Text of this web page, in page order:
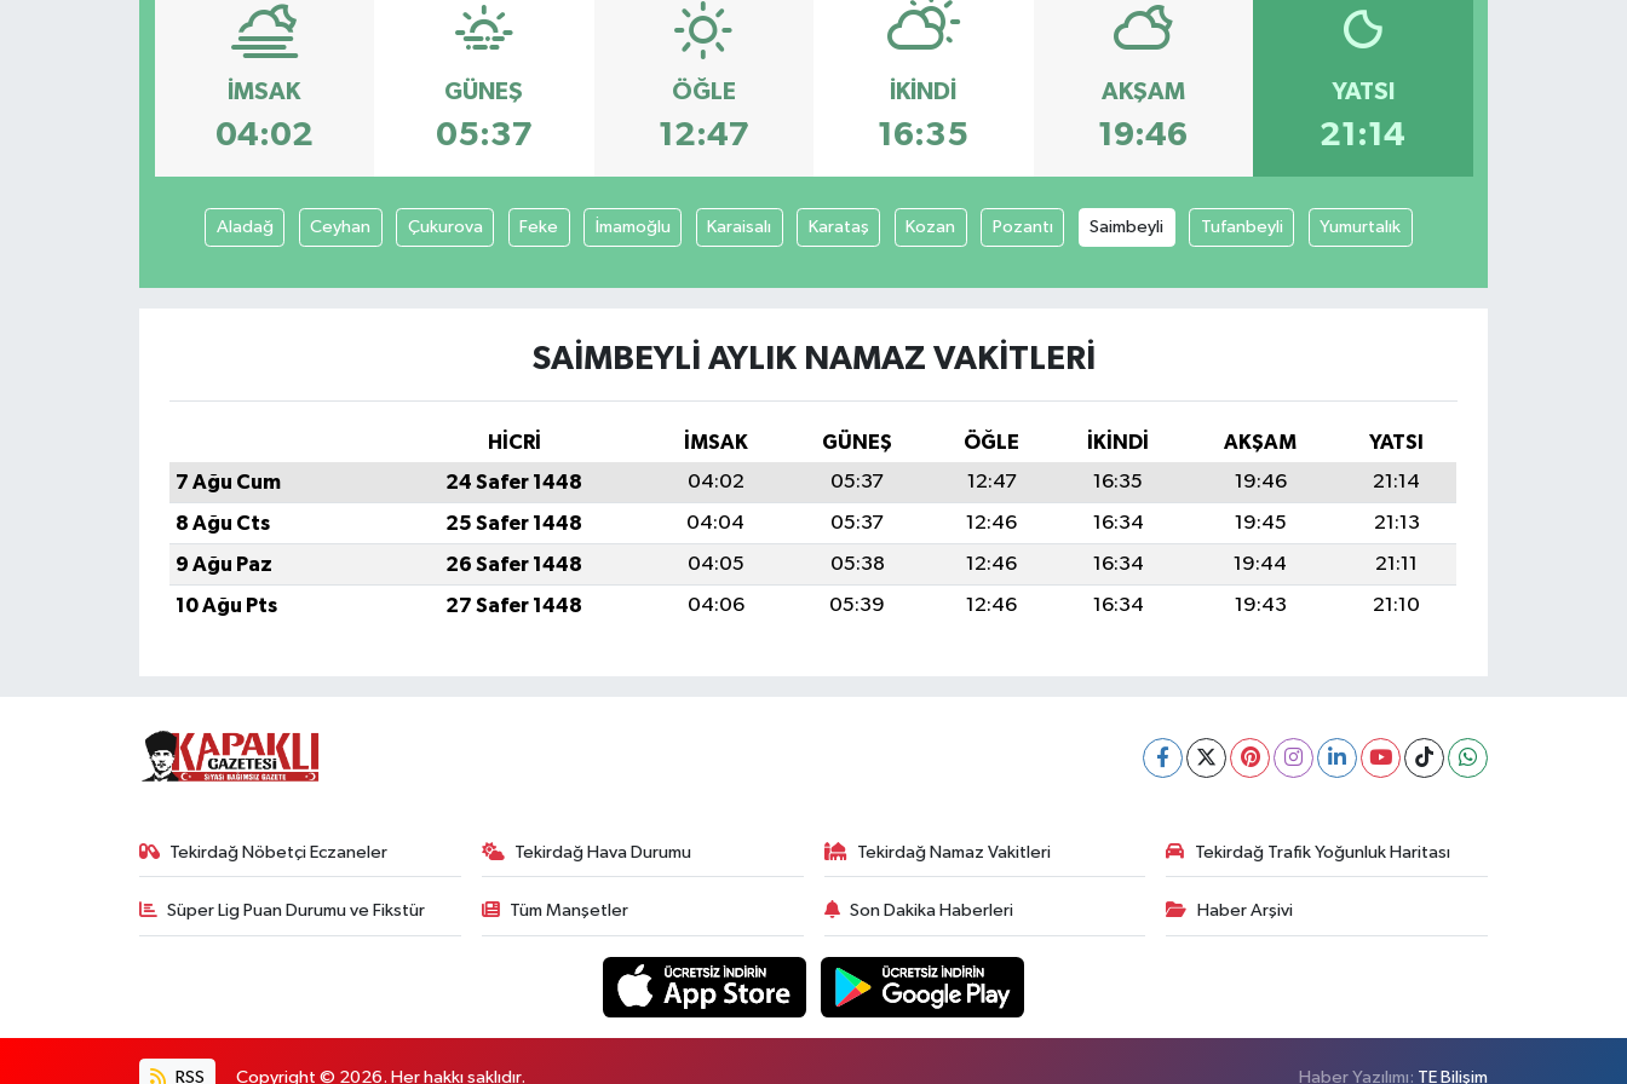
İMSAK
04:02
GÜNEŞ
05:37
ÖĞLE
12:47
İKINDI
16:35
AKŞAM
19:46
YATSI
21:14
Aladağ Ceyhan Çukurova Feke İmamoğlu Karaisalı Karataş Kozan Pozantı Saimbeyli Tufanbeyli Yumurtalık
SAIMBEYLI AYLIK NAMAZ VAKITLERI
HİCRİ İMSAK GÜNEŞ ÖĞLE İKINDI AKŞAM
YATSI
7 Ağu Cum
24 Safer 1448 04:02 05:37 12:47 16:35 19:46
21:14
8 Ağu Cts
25 Safer 1448 04:04 05:37 12:46 16:34 19:45
21:13
9 Ağu Paz
26 Safer 1448 04:05 05:38 12:46 16:34 19:44
21:11
10 Ağu Pts
27 Safer 1448 04:06 05:39 12:46 16:34 19:43 21:10
Tekirdağ Nöbetçi Eczaneler Tekirdağ Hava Durumu Tekirdağ Namaz Vakitleri Tekirdağ Trafik Yoğunluk Haritası
Süper Lig Puan Durumu ve Fikstür Tüm Manşetler Son Dakika Haberleri Haber Arşivi
RSS Copyright © 2026. Her hakkı saklıdır. Haber Yazılımı: TE Bilişim